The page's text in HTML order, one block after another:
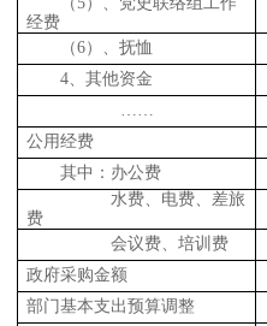
经费
（6）、抚恤
4、其他资金
……
公用经费
其中：办公费
水费、电费、差旅
费
会议费、培训费
政府采购金额
部门基本支出预算调整